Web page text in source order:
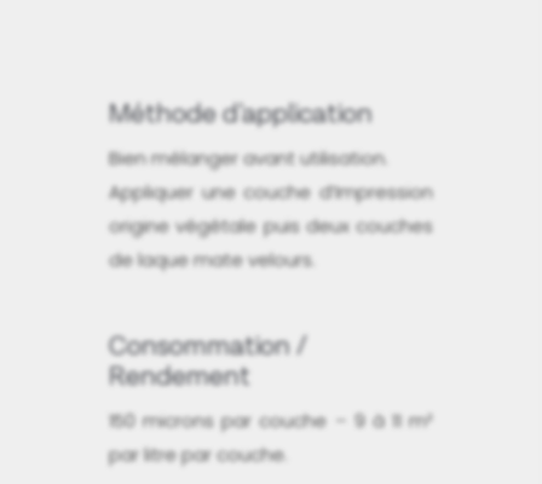
Méthode d'application
Bien mélanger avant utilisation.
Appliquer une couche d’Impression
origine végétale puis deux couches
de laque mate velours.
Consommation /
Rendement
150 microns par couche – 9 à 11 m²
par litre par couche.